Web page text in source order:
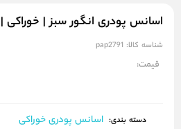
اسانس پودری انگور سبز | خوراکی | 100 گرم
شناسه کالا: pap2791
قیمت:
دسته بندی: اسانس پودری خوراکی